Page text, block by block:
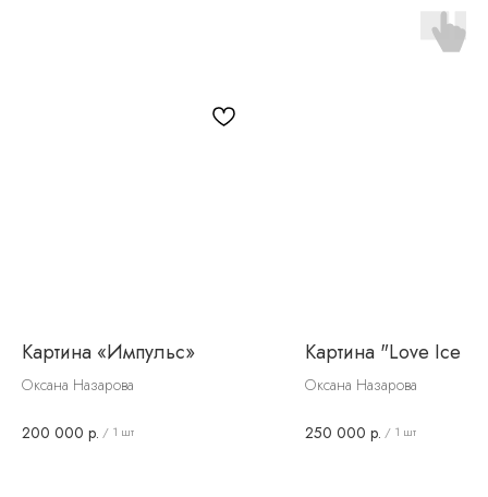
Картина «Импульс»
Оксана Назарова
200 000 р. / 1 шт
Картина "Love Ice
Оксана Назарова
250 000 р. / 1 шт